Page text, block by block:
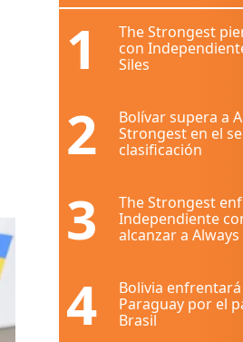
1
The Strongest
con
Siles
2
Bolívar supera a
Strongest en el
clasificación
3
The Strongest
Independiente
alcanzar a Always
4
Bolivia
Paraguay por el
Brasil